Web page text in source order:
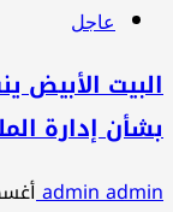
عاجل
البيت
بشأن إدارة
admin admin